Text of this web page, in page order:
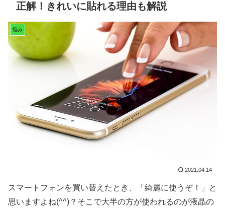
正解！きれいに貼れる理由も解説
悩み
2021.04.14
スマートフォンを買い替えたとき、「綺麗に使うぞ！」と
思いますよね(^^)？そこで大半の方が使われるのが液晶の